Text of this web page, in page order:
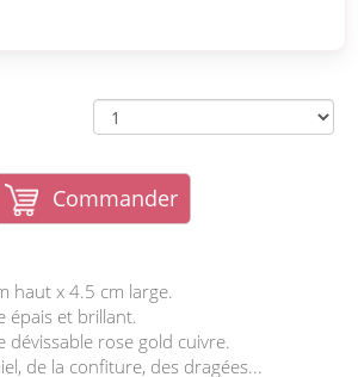
Commander
haut x 4.5 cm large.
épais et brillant.
dévissable rose gold cuivre.
de la confiture, des dragées...